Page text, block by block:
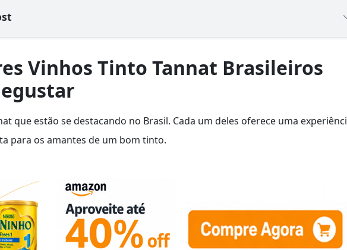
Vinhos Tinto Tannat Brasileiros
que estão se destacando no Brasil. Cada um deles oferece uma
para os amantes de um bom tinto.